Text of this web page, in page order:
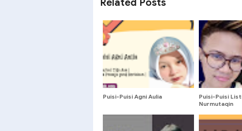
Related Posts
Puisi-Puisi Agni Aulia
Puisi-Puisi
Nurmutaqin